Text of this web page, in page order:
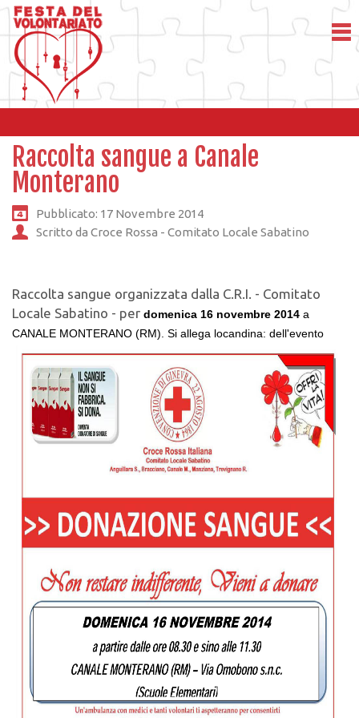
Raccolta sangue a Canale
Monterano
Pubblicato: 17 Novembre 2014
Scritto da Croce Rossa - Comitato Locale Sabatino
Raccolta sangue organizzata dalla C.R.I. - Comitato
Locale Sabatino - per domenica 16 novembre 2014 a
CANALE MONTERANO (RM). Si allega locandina: dell'evento